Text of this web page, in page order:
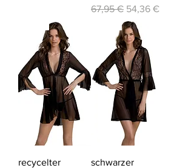
Standardpreis
67,95 € Sale-Preis
54,36 €
recycelter
schwarzer